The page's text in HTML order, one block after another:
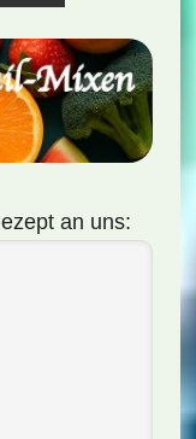
an uns: